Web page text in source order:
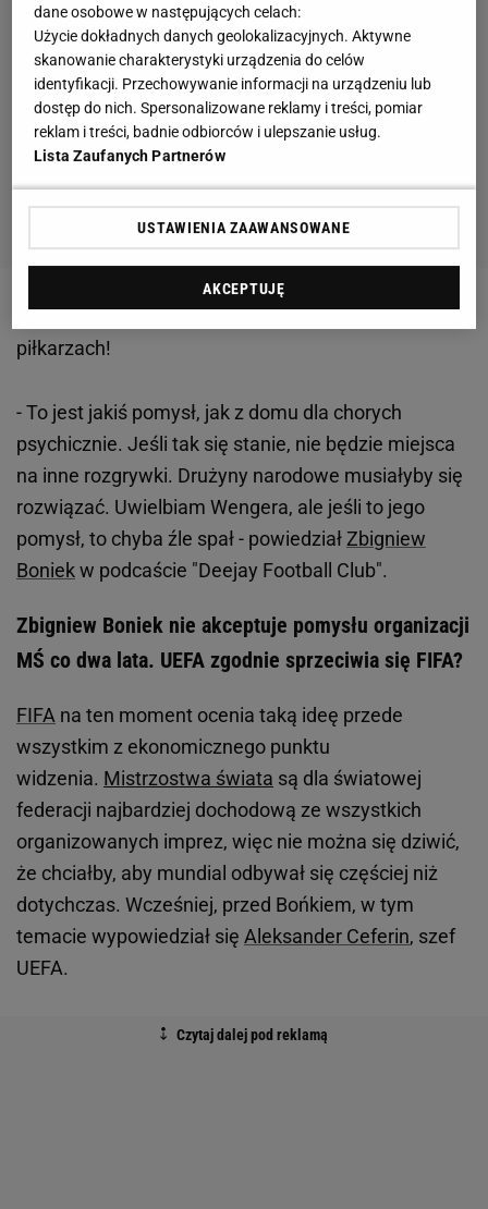
Zobacz wideoPrzestańmy mówić "farbowane lisy" o
piłkarzach!
- To jest jakiś pomysł, jak z domu dla chorych
psychicznie. Jeśli tak się stanie, nie będzie miejsca
na inne rozgrywki. Drużyny narodowe musiałyby się
rozwiązać. Uwielbiam Wengera, ale jeśli to jego
pomysł, to chyba źle spał - powiedział Zbigniew
Boniekw podcaście "Deejay Football Club".
Zbigniew Boniek nie akceptuje pomysłu organizacji
MŚ co dwa lata. UEFA zgodnie sprzeciwia się FIFA?
FIFA na ten moment ocenia taką ideę przede
wszystkim z ekonomicznego punktu
widzenia. Mistrzostwa świata są dla światowej
federacji najbardziej dochodową ze wszystkich
organizowanych imprez, więc nie można się dziwić,
że chciałby, aby mundial odbywał się częściej niż
dotychczas. Wcześniej, przed Bońkiem, w tym
temacie wypowiedział się Aleksander Ceferin, szef
UEFA.
dane osobowe w następujących celach:
Użycie dokładnych danych geolokalizacyjnych. Aktywne
skanowanie charakterystyki urządzenia do celów
identyfikacji. Przechowywanie informacji na urządzeniu lub
dostęp do nich. Spersonalizowane reklamy i treści, pomiar
reklam i treści, badnie odbiorców i ulepszanie usług.
Lista Zaufanych Partnerów
USTAWIENIA ZAAWANSOWANE
AKCEPTUJĘ